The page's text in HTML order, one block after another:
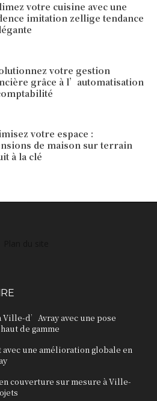
votre cuisine avec une
imitation zellige tendance
votre gestion
grâce à l’automatisation
votre espace :
de maison sur terrain
à la clé
d’Avray avec une pose
de gamme
une amélioration globale en
couverture sur mesure à Ville-